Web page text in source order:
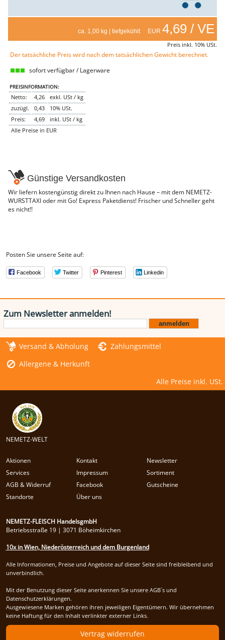
Pommes & Wedges
Teigwaren
Gebäck
Wein
Säfte
Spirituosen
Senf & Co
Essig & Öl
Trockensortiment
Süssigkeiten
Fix
WURSTTORTE
NEMETZ-DOGS
Hundefutter
Katzenfutter
Gutschein kaufen
ca. 1,00 kg | tiefgekühlt EUR4,69 / VE
Preis inkl. 10% USt.
Der tatsächliche Preis wird nach dem tatsächlichen Gewicht berechnet.
sofort verfügbar / Lagerware
PREISINFORMATION:
Netto: 4,26
exkl. USt / kg
zuzügl.
0,43
10% USt.
Preis:
4,69
inkl. USt / kg
Alle Preise in EUR
Günstige Versandkosten
Wir liefern kostengünstig direkt zu Ihnen nach Hause – mit dem NEMETZ-
WURSTTAXI oder mit Go! Express Paketdienst! Frischer und Schneller geht
es nicht!!
Posten Sie unsere Seite auf:
Facebook Twitter Pinterest Linkedin
Zum Newsletter anmelden!
Versand & Abholung
Zahlungsmittel
Allergene & Herkunft
Alle Preise inkl. USt.
NEMETZ-WELT
Aktionen Kontakt
Newsletter
Services
Impressum
Sortiment
AGB & Widerruf
Facebook
Gutscheine
Standorte
Über uns
NEMETZ-FLEISCH HandelsgmbH
Betriebsstraße 19 | 3071 Böheimkirchen
10x in Wien, Niederösterreich und dem Burgenland
Alle Informationen, Preise und Angebote auf dieser Seite sind freibleibend und
unverbindlich.
Mit der Benutzung dieser Seite anerkennen Sie unsere AGB´s und
Datenschutzerklärungen.
Ausgewiesene Marken gehören ihren jeweiligen Eigentümern. Wir übernehmen
keine Haftung für den Inhalt verlinkter externer Links.
Vertrag widerrufen